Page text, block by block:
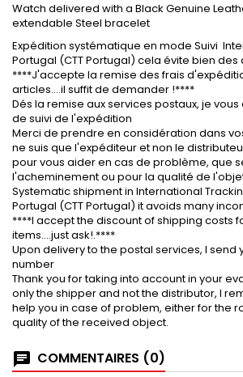
Watch delivered with a Black Genuine
extendable Steel bracelet
Expédition systématique en mode Suivi
Portugal (CTT Portugal) cela évite bien
****J'accepte la remise des frais
articles....il suffit de demander !****
Dés la remise aux services postaux, je
de suivi de l'expédition
Merci de prendre en considération dans
ne suis que l'expéditeur et non le
pour vous aider en cas de problème, que
l'acheminement ou pour la qualité de
Systematic shipment in International
Portugal (CTT Portugal) it avoids many
****I accept the discount of shipping costs
items....just ask!.****
Upon delivery to the postal services, I send
number
Thank you for taking into account in your
only the shipper and not the distributor, I
help you in case of problem, either for the
quality of the received object.
COMMENTAIRES (0)